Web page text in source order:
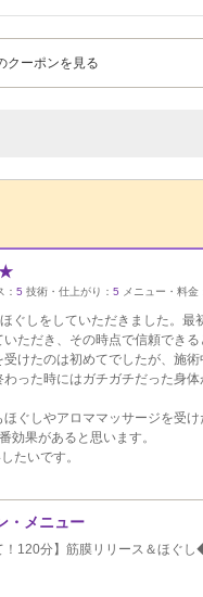
クーポンを見る
ンPick Up
： 5 技術・仕上がり： 5 メニュー・料金
ぐしをしていただきました。最
ただき、その時点で信頼できる
受けたのは初めてでしたが、施
った時にはガチガチだった身体
ぐしやアロママッサージを受け
効果があると思います。
たいです。
・メニュー
！120分】筋膜リリース＆ほぐ